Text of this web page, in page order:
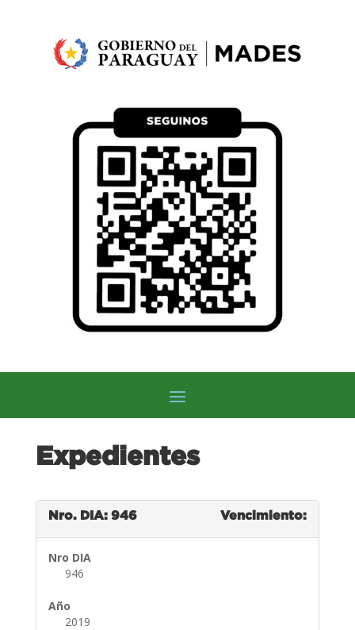
Expedientes
Nro. DIA: 946 Vencimiento:
Nro DIA
946
Año
2019